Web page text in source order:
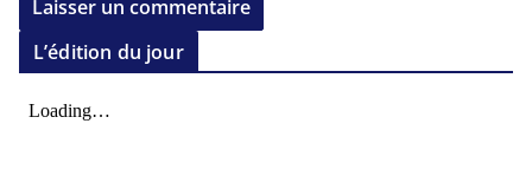
L’édition du jour